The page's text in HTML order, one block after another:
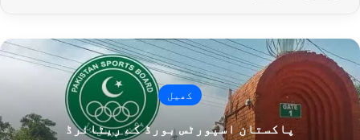
کھیل
پاکستان اسپورٹس بورڈ کے ریٹائرڈ